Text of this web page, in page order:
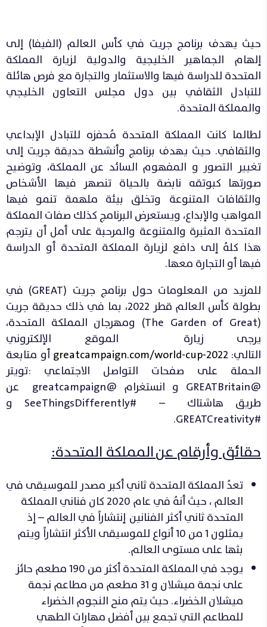
حيث يهدف برنامج جريت في كأس العالم (الفيفا) إلى
إلهام الجماهير الخليجية والدولية لزيارة المملكة
المتحدة للدراسة فيها والاستثمار والتجارة مع فرص هائلة
للتبادل الثقافي بين دول مجلس التعاون الخليجي
والمملكة المتحدة.
لطالما كانت المملكة المتحدة مُحفزه للتبادل الإبداعي
والثقافي. حيث يهدف برنامج وأنشطة حديقة جريت إلى
تغيير التصور و المفهوم السائد عن المملكة، وتوضيح
صورتها كبوتقه نابضة بالحياة تنصهر فيها الأشخاص
والثقافات المتنوعة وتخلق بيئة ملهمة تنمو فيها
المواهب والإبداع، ويستعرض البرنامج كذلك صفات المملكة
المتحدة المثيرة والمتنوعة والمرحبة على أمل أن يترجم
هذا كلهُ إلى دافع لزيارة المملكة المتحدة أو الدراسة
فيها أو التجارة معها.
للمزيد من المعلومات حول برنامج جريت (GREAT) في
بطولة كأس العالم قطر 2022، بما في ذلك حديقة جريت
(The Garden of Great) ومهرجان المملكة المتحدة،
يرجى زيارة الموقع الإلكتروني
التالي:
greatcampaign.com/world-cup-2022
أو متابعة
الحملة على صفحات التواصل الاجتماعي :تويتر
@GREATBritain و انستغرام @greatcampaign عن
طريق هاشتاك – #SeeThingsDifferently و
#GREATCreativity.
حقائق وأرقامعنالمملكة المتحدة:
تعدُ المملكة المتحدة ثاني أكبر مصدر للموسيقى في
العالم ، حيث أنهُ في عام 2020 كان فناني المملكة
المتحدة ثاني أكثر الفنانين إنتشاراً في العالم – إذ
يمثلون 1 من 10 أنواع للموسيقى الأكثر انتشاراً ويتم
بثها على مستوى العالم.
يوجد في المملكة المتحدة أكثر من 190 مطعم حائز
على نجمة ميشلان و 31 مطعم من مطاعم نجمة
ميشلان الخضراء. حيث يتم منح النجوم الخضراء
للمطاعم التي تجمع بين أفضل مهارات الطهي